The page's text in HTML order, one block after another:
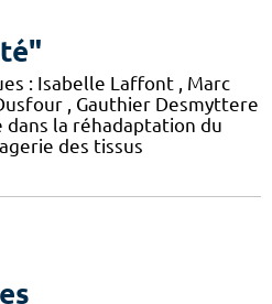
: Isabelle Laffont , Marc
, Gauthier Desmyttere
dans la réhadaptation du
des tissus